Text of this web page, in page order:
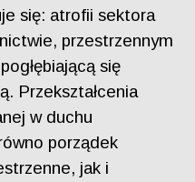
się: atrofii sektora
przestrzennym
się
Przekształcenia
w duchu
porządek
jak i